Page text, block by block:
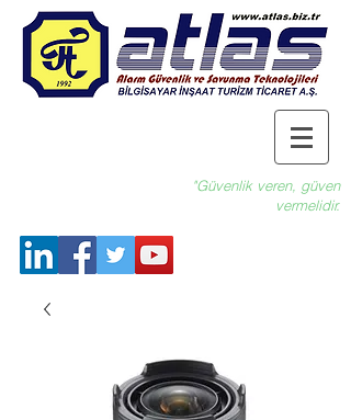
"Güvenlik veren, güven
vermelidir.